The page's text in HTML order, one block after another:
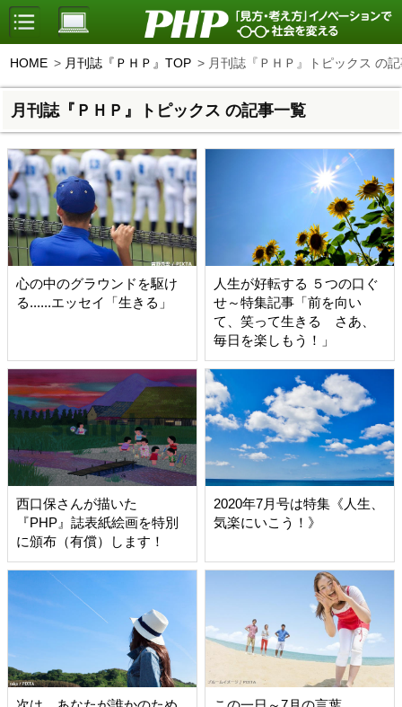
HOME 月刊誌『ＰＨＰ』TOP 月刊誌『ＰＨＰ』トピックス の
月刊誌『ＰＨＰ』トピックス の記事一覧
心の中のグラウンドを駆け
る......エッセイ「生きる」
人生が好転する ５つの口ぐ
せ～特集記事「前を向い
て、笑って生きる さあ、
毎日を楽しもう！」
西口保さんが描いた
『PHP』誌表紙絵画を特別
に頒布（有償）します！
2020年7月号は特集《人生、
気楽にいこう！》